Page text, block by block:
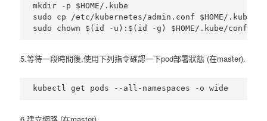
mkdir -p $HOME/.kube
sudo cp /etc/kubernetes/admin.conf $HOME/.kube/
5.等待一段時間後,使用下列指令確認一下pod部署狀態 (在master).